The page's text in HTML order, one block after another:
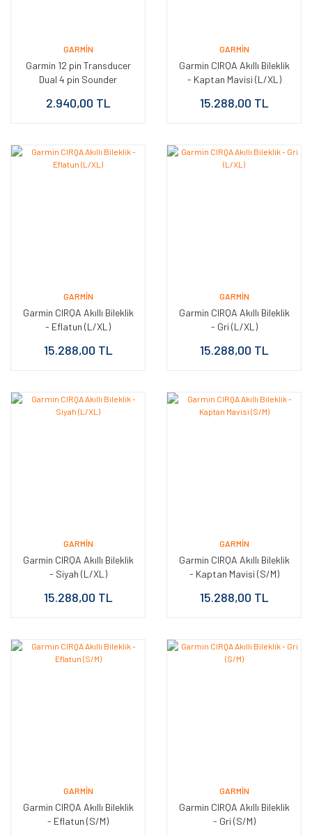
GARMIN
Garmin 12 pin Transducer
Dual 4 pin Sounder
2.940,00 TL
GARMIN
Garmin CIRQA Akıllı Bileklik
- Kaptan Mavisi (L/XL)
15.288,00 TL
GARMIN
Garmin CIRQA Akıllı Bileklik
- Eflatun (L/XL)
15.288,00 TL
GARMIN
Garmin CIRQA Akıllı Bileklik
- Gri (L/XL)
15.288,00 TL
GARMIN
Garmin CIRQA Akıllı Bileklik
- Siyah (L/XL)
15.288,00 TL
GARMIN
Garmin CIRQA Akıllı Bileklik
- Kaptan Mavisi (S/M)
15.288,00 TL
GARMIN
Garmin CIRQA Akıllı Bileklik
- Eflatun (S/M)
GARMIN
Garmin CIRQA Akıllı Bileklik
- Gri (S/M)